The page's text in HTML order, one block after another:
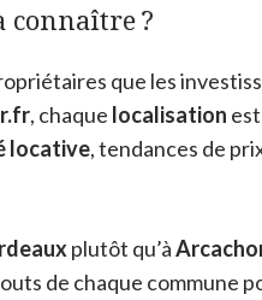
connaître ?
que les
, chaque localisation
locative, tendances de
plutôt qu’à
de chaque commune